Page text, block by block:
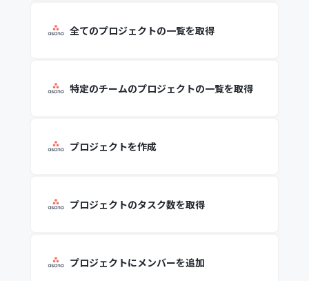
全てのプロジェクトの一覧を取得
特定のチームのプロジェクトの一覧を取得
プロジェクトを作成
プロジェクトのタスク数を取得
プロジェクトにメンバーを追加